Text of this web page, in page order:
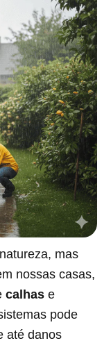
mas
nossas casas,
calhas e
pode
até danos